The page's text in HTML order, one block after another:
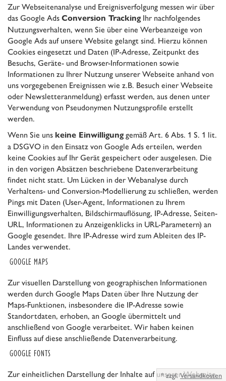
Zur Webseitenanalyse und Ereignisverfolgung messen wir über
das Google Ads Conversion TrackingIhr nachfolgendes
Nutzungsverhalten, wenn Sie über eine Werbeanzeige von
Google Ads auf unsere Website gelangt sind. Hierzu können
Cookies eingesetzt und Daten (IP-Adresse, Zeitpunkt des
Besuchs, Geräte- und Browser-Informationen sowie
Informationen zu Ihrer Nutzung unserer Webseite anhand von
uns vorgegebenen Ereignissen wie z.B. Besuch einer Webseite
oder Newsletteranmeldung) erfasst werden, aus denen unter
Verwendung von Pseudonymen Nutzungsprofile erstellt
werden.
Wenn Sie uns keine Einwilligunggemäß Art. 6 Abs. 1 S. 1 lit.
a DSGVO in den Einsatz von Google Ads erteilen, werden
keine Cookies auf Ihr Gerät gespeichert oder ausgelesen. Die
in den vorigen Absätzen beschriebene Datenverarbeitung
findet nicht statt. Um Lücken in der Webanalyse durch
Verhaltens- und Conversion-Modellierung zu schließen, werden
Pings mit Daten (User-Agent, Informationen zu Ihrem
Einwilligungsverhalten, Bildschirmauflösung, IP-Adresse, Seiten-
URL, Informationen zu Anzeigenklicks in URL-Parametern) an
Google gesendet. Ihre IP-Adresse wird zum Ableiten des IP-
Landes verwendet.
GOOGLE MAPS
Zur visuellen Darstellung von geographischen Informationen
werden durch Google Maps Daten über Ihre Nutzung der
Maps-Funktionen, insbesondere die IP-Adresse sowie
Standortdaten, erhoben, an Google übermittelt und
anschließend von Google verarbeitet. Wir haben keinen
Einfluss auf diese anschließende Datenverarbeitung.
GOOGLE FONTS
Zur einheitlichen Darstellung der Inhalte auf unserer Webseite
*zzgl.Versandkosten